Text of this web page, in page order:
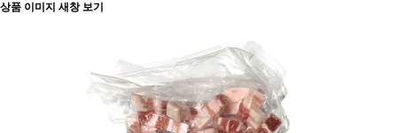
상품 이미지 새창 보기